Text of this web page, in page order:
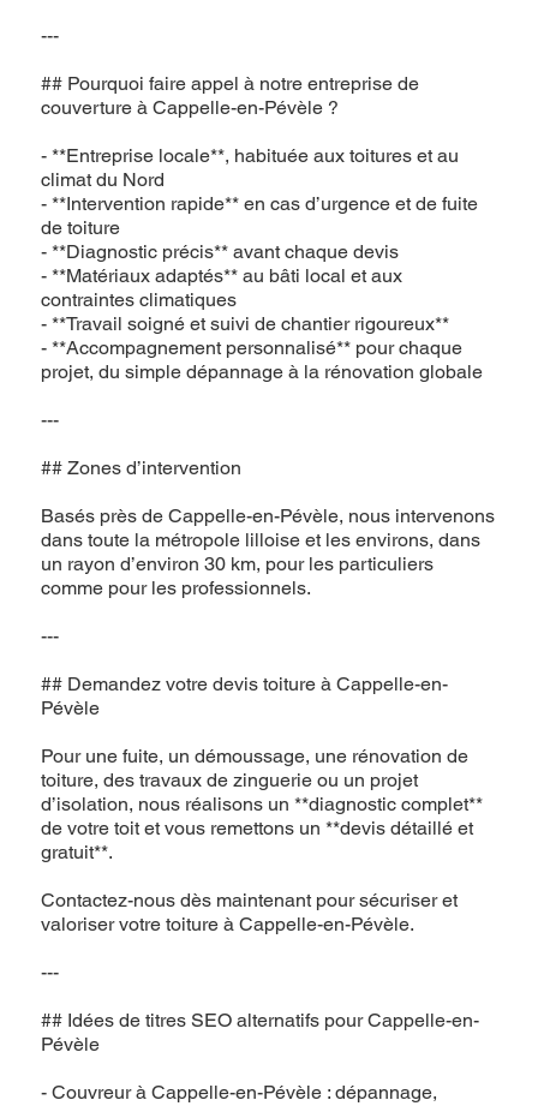
---
## Pourquoi faire appel à notre entreprise de
couverture à Cappelle-en-Pévèle ?
- **Entreprise locale**, habituée aux toitures et au
climat du Nord
- **Intervention rapide** en cas d’urgence et de fuite
de toiture
- **Diagnostic précis** avant chaque devis
- **Matériaux adaptés** au bâti local et aux
contraintes climatiques
- **Travail soigné et suivi de chantier rigoureux**
- **Accompagnement personnalisé** pour chaque
projet, du simple dépannage à la rénovation globale
---
## Zones d’intervention
Basés près de Cappelle-en-Pévèle, nous intervenons
dans toute la métropole lilloise et les environs, dans
un rayon d’environ 30 km, pour les particuliers
comme pour les professionnels.
---
## Demandez votre devis toiture à Cappelle-en-
Pévèle
Pour une fuite, un démoussage, une rénovation de
toiture, des travaux de zinguerie ou un projet
d’isolation, nous réalisons un **diagnostic complet**
de votre toit et vous remettons un **devis détaillé et
gratuit**.
Contactez-nous dès maintenant pour sécuriser et
valoriser votre toiture à Cappelle-en-Pévèle.
---
## Idées de titres SEO alternatifs pour Cappelle-en-
Pévèle
- Couvreur à Cappelle-en-Pévèle : dépannage,